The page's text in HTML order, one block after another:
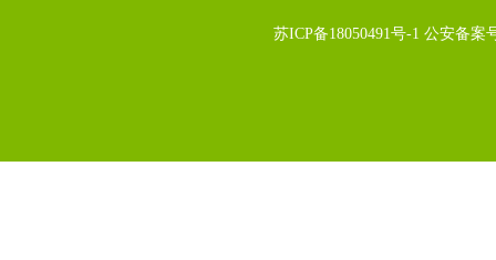
苏ICP备18050491号-1 公安备案